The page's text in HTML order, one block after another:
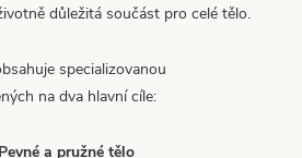
důležitá součást pro celé tělo.
specializovanou
na dva hlavní cíle:
a pružné tělo